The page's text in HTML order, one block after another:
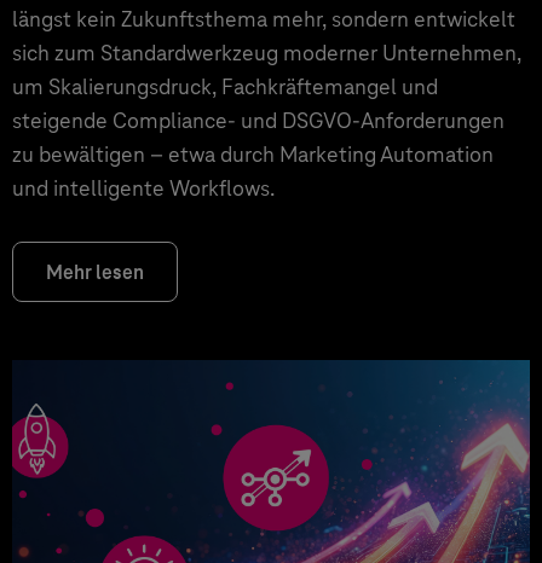
längst kein Zukunftsthema mehr, sondern entwickelt
sich zum Standardwerkzeug moderner Unternehmen,
um Skalierungsdruck, Fachkräftemangel und
steigende Compliance- und DSGVO-Anforderungen
zu bewältigen – etwa durch Marketing Automation
und intelligente Workflows.
Mehr lesen